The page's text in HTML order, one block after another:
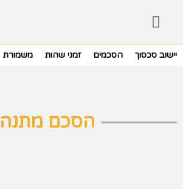
יישוב סכסוך הסכמים זמני שהות משמורת
הסכם מתנה